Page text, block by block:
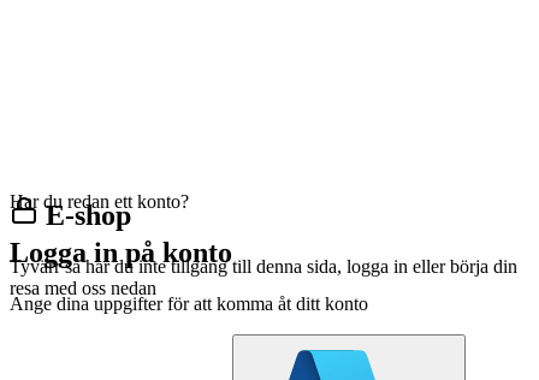
E-shop
Tyvärr så har du inte tillgång till denna sida, logga in eller börja din
resa med oss nedan
Har du redan ett konto?
Logga in på konto
Ange dina uppgifter för att komma åt ditt konto